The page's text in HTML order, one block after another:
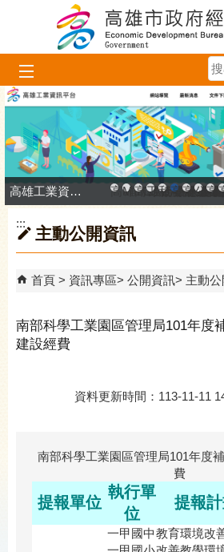
跳到主要內容區塊
高雄市政府中小企
MEGABAY大港
高雄金融科技
工廠登記線
和發產業
高雄工
高雄本
公司
高
高雄工業資訊平台
:::
主動公開資訊
首頁 資訊專區 公開資訊 主動
南部科學工業園區管理局101年度
建設經費
資料更新時間：113-11-11
南部科學工業園區管理局101年度
費
提報單位
執行單
位
提報
一甲國中教育環境改